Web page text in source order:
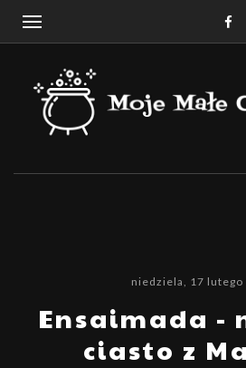
niedziela, 17 lutego
Ensaimada -
ciasto z